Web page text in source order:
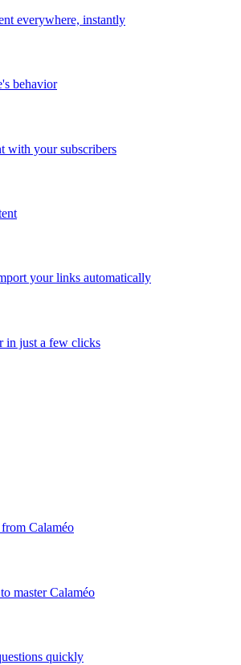
everywhere, instantly
behavior
with your subscribers
your links automatically
in just a few clicks
Calaméo
master Calaméo
quickly